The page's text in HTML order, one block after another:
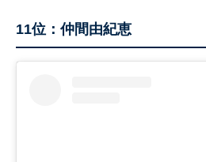
11位：仲間由紀恵